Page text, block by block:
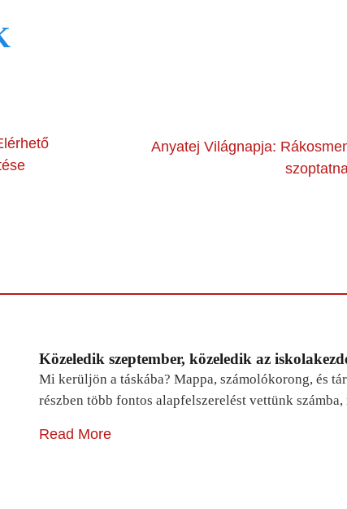
Anyatej Világnapja:
Közeledik szeptember, közeledik az
Mi kerüljön a táskába? Mappa, számolókorong, és
részben több fontos alapfelszerelést vettünk
Read More